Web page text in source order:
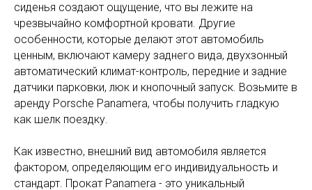
сиденья создают ощущение, что вы лежите на
чрезвычайно комфортной кровати. Другие
особенности, которые делают этот автомобиль
ценным, включают камеру заднего вида, двухзонный
автоматический климат-контроль, передние и задние
датчики парковки, люк и кнопочный запуск. Возьмите в
аренду Porsche Panamera, чтобы получить гладкую
как шелк поездку.
Как известно, внешний вид автомобиля является
фактором, определяющим его индивидуальность и
стандарт. Прокат Panamera - это уникальный